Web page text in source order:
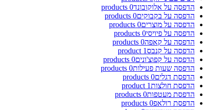
הדפסה על אלוקובונד0
products
הדפסה על בקבוקים0
products
הדפסה על מוצרים0
products
הדפסה על פיויסי0
products
הדפסה על קאפה0
products
הדפסה על קנבס1
product
הדפסה על קפוצ'ונים0
products
הדפסה שעות פעילות0
products
הדפסת דגלים0
products
הדפסת חולצות1
product
הדפסת מעטפות0
products
הדפסת רולאפ0
products